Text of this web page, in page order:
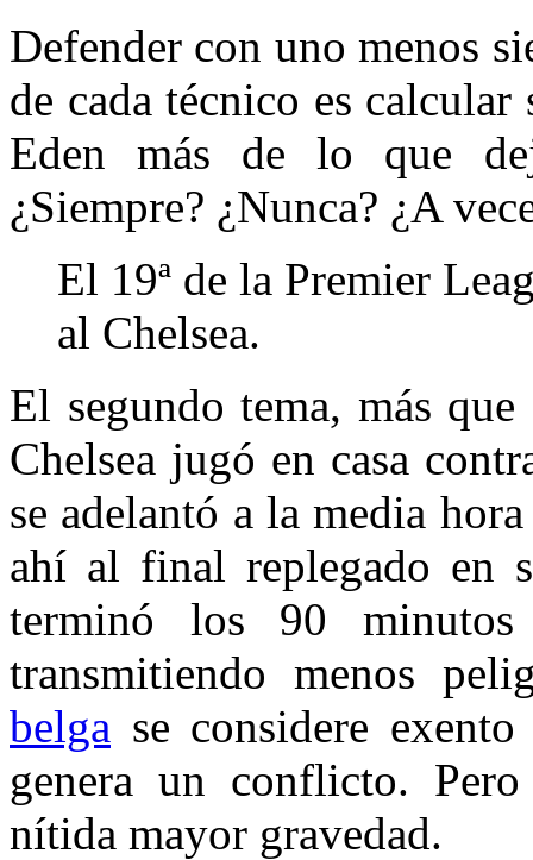
Defender con uno menos
de cada técnico es
Eden más de lo que
¿Siempre? ¿Nunca? ¿A
El 19ª de la Premier
al Chelsea.
El segundo tema, más
Chelsea jugó en casa
se adelantó a la media
ahí al final replegado en
terminó los 90
transmitiendo menos
belga se considere
genera un conflicto.
nítida mayor gravedad.